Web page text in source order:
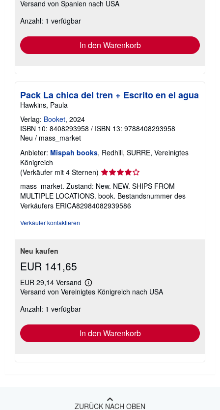
Informationen
Versand von Spanien nach USA
Anzahl: 1 verfügbar
In den Warenkorb
Pack La chica del tren + Escrito en el agua
Hawkins, Paula
Verlag: Booket, 2024
ISBN 10: 8408293958 / ISBN 13: 9788408293958
Neu / mass_market
Anbieter: Mispah books, Redhill, SURRE, Vereinigtes
Königreich
(Verkäufer mit 4 Sternen) Verkäuferbewertung
von
5
Sternen
mass_market. Zustand: New. NEW. SHIPS FROM
MULTIPLE LOCATIONS. book. Bestandsnummer des
Verkäufers ERICA82984082939586
Verkäufer kontaktieren
Neu kaufen
EUR 141,65
EUR 29,14 Versand
Weitere
Informationen
Versand von Vereinigtes Königreich nach USA
Anzahl: 1 verfügbar
In den Warenkorb
ZURÜCK NACH OBEN